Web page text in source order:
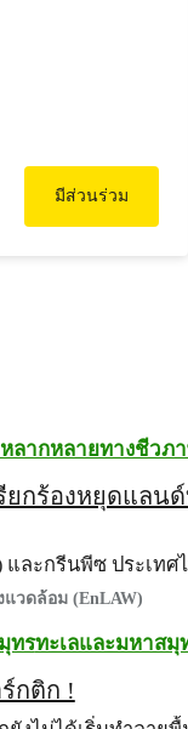
มีส่วนร่วม
ลากหลายทางชีวภ
ยกร้องหยุดแล
และกรีนพีซ ประเท
วดล้อม (EnLAW)
ทรทะเลและมหาสมุ
ร์กติก !